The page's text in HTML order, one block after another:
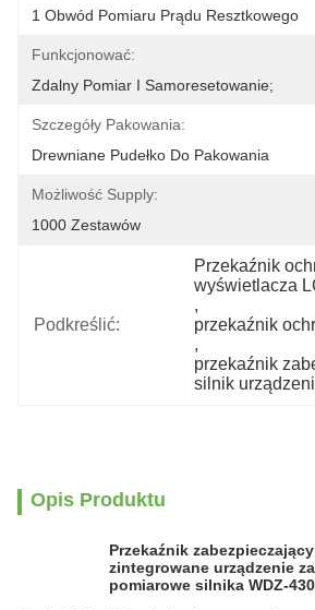
1 Obwód Pomiaru Prądu Resztkowego
Funkcjonować:
Zdalny Pomiar I Samoresetowanie;
Szczegóły Pakowania:
Drewniane Pudełko Do Pakowania
Możliwość Supply:
1000 Zestawów
Podkreślić:
Przekaźnik
wyświetlacza
,
przekaźnik
,
przekaźnik
silnik
Opis Produktu
Przekaźnik zabezpieczający
zintegrowane urządzenie
pomiarowe silnika WDZ-